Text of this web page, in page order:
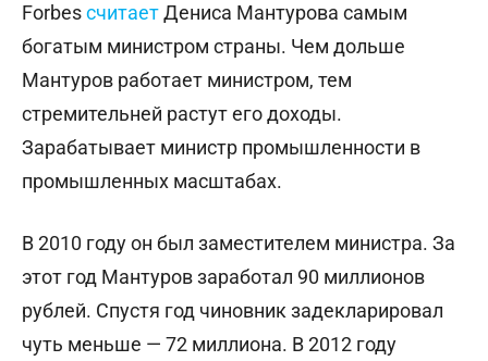
ForbesсчитаетДениса Мантурова самым
богатым министром страны. Чем дольше
Мантуров работает министром, тем
стремительней растут его доходы.
Зарабатывает министр промышленности в
промышленных масштабах.
В 2010 году он был заместителем министра. За
этот год Мантуров заработал 90 миллионов
рублей. Спустя год чиновник задекларировал
чуть меньше — 72 миллиона. В 2012 году